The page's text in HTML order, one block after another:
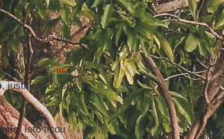
assegurar a
que as
fragilidade dos
, ao passo que
extremo é Jair
, justificando sua
. Isto ficou